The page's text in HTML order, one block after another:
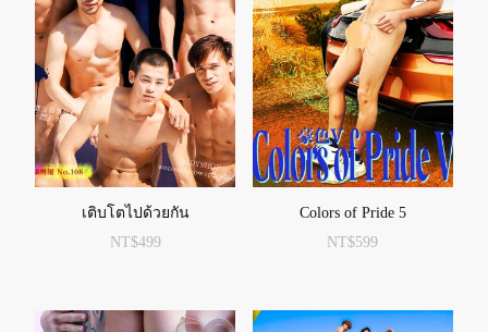
เติบโตไปด้วยกัน
NT$499
Colors of Pride 5
NT$599